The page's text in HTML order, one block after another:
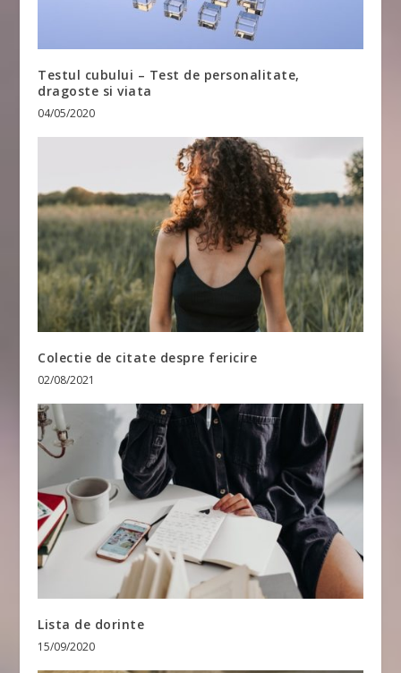
Testul cubului – Test de personalitate,
dragoste si viata
04/05/2020
Colectie de citate despre fericire
02/08/2021
Lista de dorinte
15/09/2020